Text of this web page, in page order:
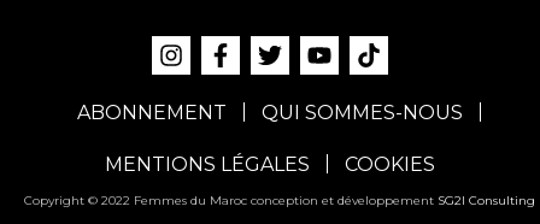
ABONNEMENT QUI SOMMES-NOUS
MENTIONS LÉGALES COOKIES
Copyright © 2022 Femmes du Maroc conception et développement SG2I Consulting